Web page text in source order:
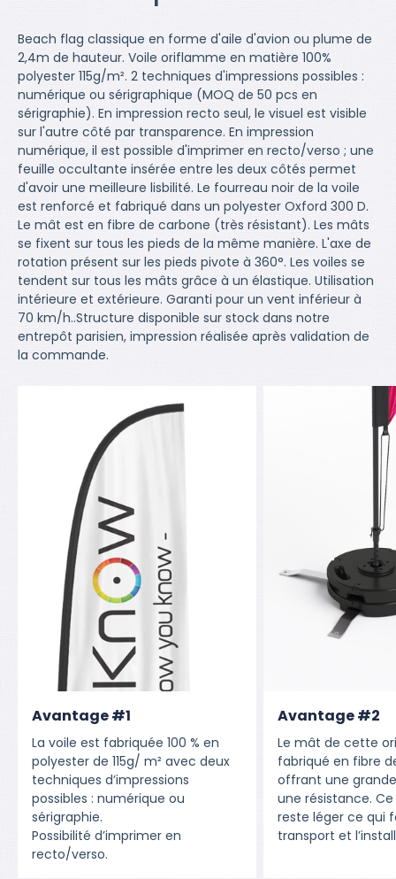
Beach flag classique en forme d'aile d'avion ou plume de
2,4m de hauteur. Voile oriflamme en matière 100%
polyester 115g/m². 2 techniques d'impressions possibles :
numérique ou sérigraphique (MOQ de 50 pcs en
sérigraphie). En impression recto seul, le visuel est visible
sur l'autre côté par transparence. En impression
numérique, il est possible d'imprimer en recto/verso ; une
feuille occultante insérée entre les deux côtés permet
d'avoir une meilleure lisbilité. Le fourreau noir de la voile
est renforcé et fabriqué dans un polyester Oxford 300 D.
Le mât est en fibre de carbone (très résistant). Les mâts
se fixent sur tous les pieds de la même manière. L'axe de
rotation présent sur les pieds pivote à 360°. Les voiles se
tendent sur tous les mâts grâce à un élastique. Utilisation
intérieure et extérieure. Garanti pour un vent inférieur à
70 km/h..Structure disponible sur stock dans notre
entrepôt parisien, impression réalisée après validation de
la commande.
Avantage #1
La voile est fabriquée 100 % en
polyester de 115g/ m² avec deux
techniques d’impressions
possibles : numérique ou
sérigraphie.
Possibilité d’imprimer en
recto/verso.
Avantage #2
Le mât de cette
fabriqué en fibre
offrant une
une résistance.
reste léger ce qui
transport et